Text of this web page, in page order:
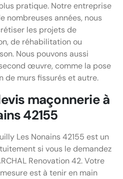
pratique. Notre entreprise
nombreuses années, nous
les projets de
de réhabilitation ou
Nous pouvons aussi
œuvre, comme la pose
de murs fissurés et autre.
maçonnerie à
42155
Les Nonains 42155 est un
si vous le demandez
Renovation 42. Votre
est à tenir en main